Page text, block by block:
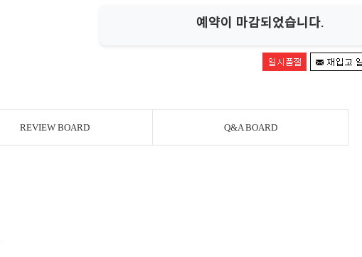
예약이 마감되었습니다.
REVIEW BOARD Q&A BOARD